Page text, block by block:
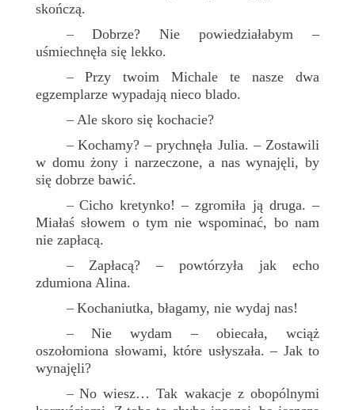
skończą.
– Dobrze? Nie powiedziałabym –
uśmiechnęła się lekko.
– Przy twoim Michale te nasze dwa
egzemplarze wypadają nieco blado.
– Ale skoro się kochacie?
– Kochamy? – prychnęła Julia. – Zostawili
w domu żony i narzeczone, a nas wynajęli, by
się dobrze bawić.
– Cicho kretynko! – zgromiła ją druga. –
Miałaś słowem o tym nie wspominać, bo nam
nie zapłacą.
– Zapłacą? – powtórzyła jak echo
zdumiona Alina.
– Kochaniutka, błagamy, nie wydaj nas!
–Nie wydam – obiecała, wciąż
oszołomiona słowami, które usłyszała. – Jak to
wynajęli?
– No wiesz… Tak wakacje z obopólnymi